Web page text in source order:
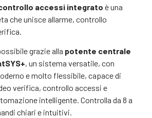
accessi integrato è una
che unisce allarme, controllo
grazie alla potente centrale
, un sistema versatile, con
e molto flessibile, capace di
verifica, controllo accessi e
intelligente. Controlla da 8 a
chiari e intuitivi.